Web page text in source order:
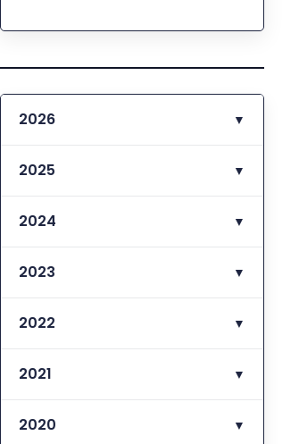
2026 ▼
2025 ▼
2024 ▼
2023 ▼
2022 ▼
2021 ▼
2020 ▼